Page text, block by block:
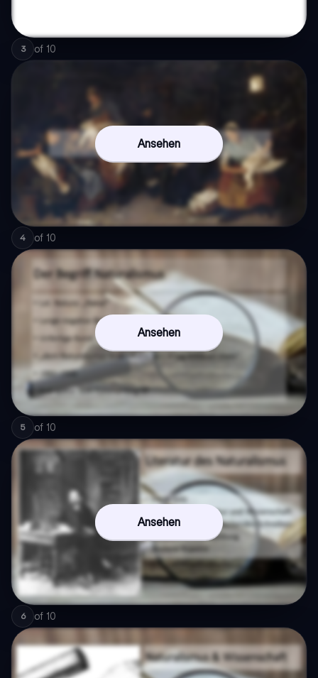
3 of 10
Ansehen
4 of 10
Ansehen
5 of 10
Ansehen
6 of 10